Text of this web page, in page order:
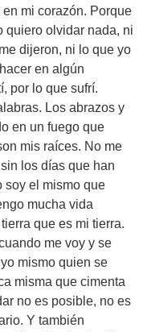
en mi corazón. Porque
quiero olvidar nada, ni
dijeron, ni lo que yo
en algún
por lo que sufrí.
Los abrazos y
en un fuego que
mis raíces. No me
los días que han
soy el mismo que
mucha vida
que es mi tierra.
me voy y se
mismo quien se
misma que cimenta
no es posible, no es
Y también